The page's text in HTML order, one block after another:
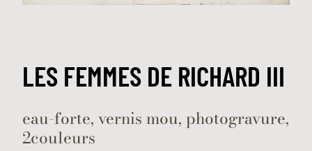
LES FEMMES DE RICHARD III
eau-forte, vernis mou, photogravure,
2couleurs